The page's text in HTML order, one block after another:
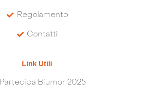
Regolamento
Contatti
Link Utili
Partecipa Biumor 2025